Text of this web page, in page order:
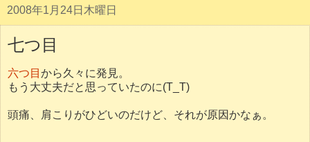
2008年1月24日木曜日
七つ目
六つ目 から久々に発見。
もう大丈夫だと思っていたのに(T_T)
頭痛、肩こりがひどいのだけど、それが原因かなぁ。